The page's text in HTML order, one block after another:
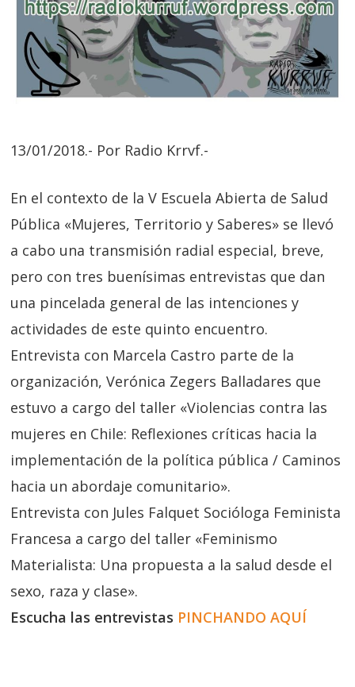
13/01/2018.- Por Radio Krrvf.-
En el contexto de la V Escuela Abierta de Salud
Pública «Mujeres, Territorio y Saberes» se llevó
a cabo una transmisión radial especial, breve,
pero con tres buenísimas entrevistas que dan
una pincelada general de las intenciones y
actividades de este quinto encuentro.
Entrevista con Marcela Castro parte de la
organización, Verónica Zegers Balladares que
estuvo a cargo del taller «Violencias contra las
mujeres en Chile: Reflexiones críticas hacia la
implementación de la política pública / Caminos
hacia un abordaje comunitario».
Entrevista con Jules Falquet Socióloga Feminista
Francesa a cargo del taller «Feminismo
Materialista: Una propuesta a la salud desde el
sexo, raza y clase».
Escucha las entrevistas PINCHANDO AQUÍ